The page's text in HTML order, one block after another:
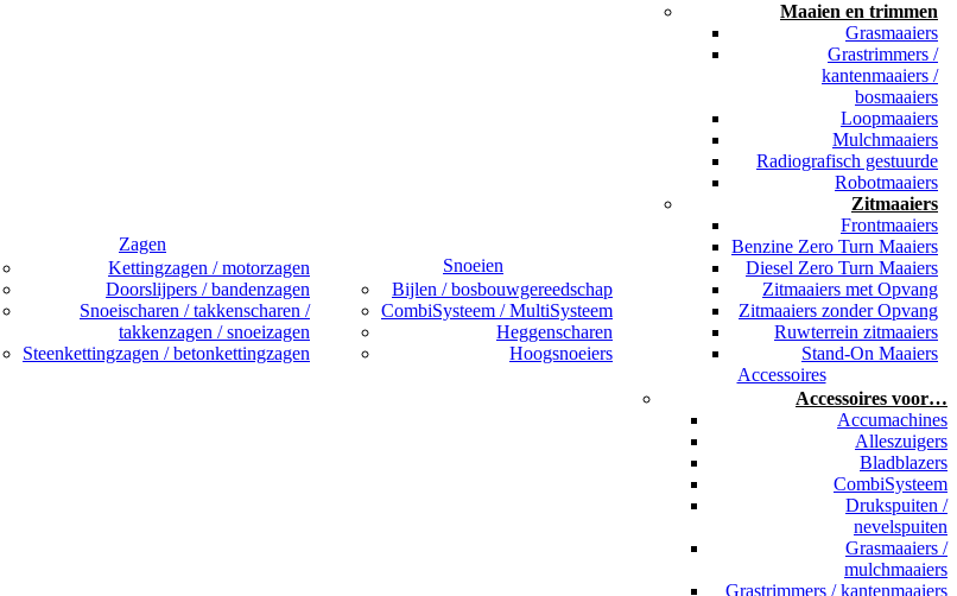
Zagen
Kettingzagen / motorzagen
Doorslijpers / bandenzagen
Snoeischaren / takkenscharen /
takkenzagen / snoeizagen
Steenkettingzagen / betonkettingzagen
Snoeien
Bijlen / bosbouwgereedschap
CombiSysteem / MultiSysteem
Heggenscharen
Hoogsnoeiers
Maaien en trimmen
Grasmaaiers
Grastrimmers /
kantenmaaiers /
bosmaaiers
Loopmaaiers
Mulchmaaiers
Radiografisch gestuurde
Robotmaaiers
Zitmaaiers
Frontmaaiers
Benzine Zero Turn Maaiers
Diesel Zero Turn Maaiers
Zitmaaiers met Opvang
Zitmaaiers zonder Opvang
Ruwterrein zitmaaiers
Stand-On Maaiers
Accessoires
Accessoires voor…
Accumachines
Alleszuigers
Bladblazers
CombiSysteem
Drukspuiten /
nevelspuiten
Grasmaaiers /
mulchmaaiers
Grastrimmers / kantenmaaiers